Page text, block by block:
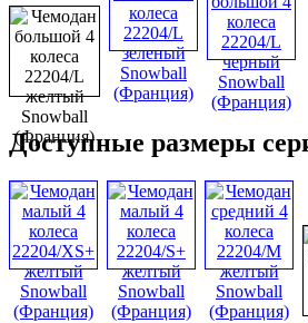
Доступные размеры